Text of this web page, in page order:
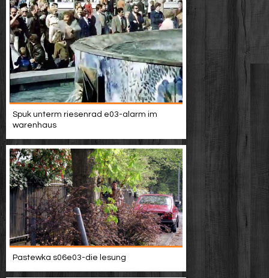
Spuk unterm riesenrad e03-alarm im
warenhaus
Pastewka s06e03-die lesung